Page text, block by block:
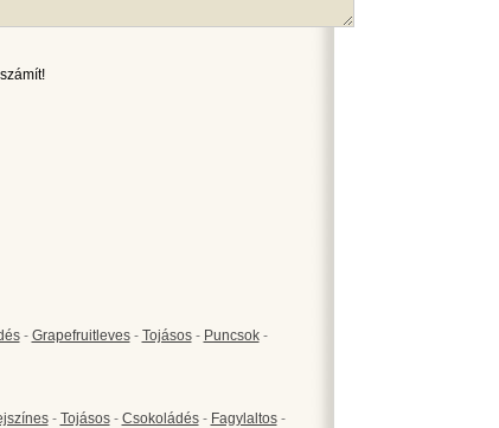
- Grapefruitleves- Tojásos- Puncsok-
- Tojásos- Csokoládés- Fagylaltos-